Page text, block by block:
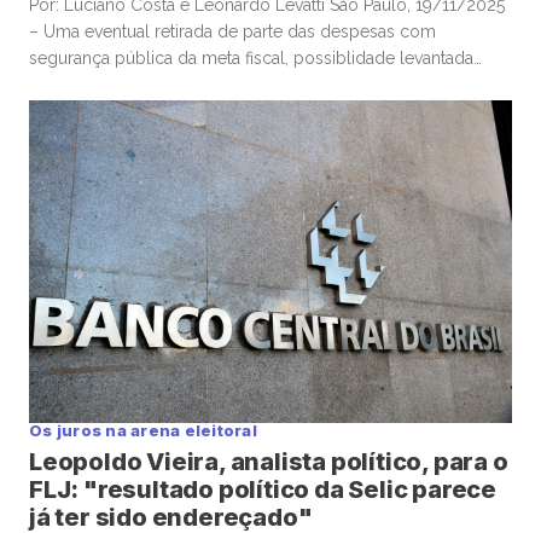
Por: Luciano Costa e Leonardo Levatti São Paulo, 19/11/2025
– Uma eventual retirada de parte das despesas com
segurança pública da meta fiscal, possiblidade levantada
semana, seria “um erro”, e “desastrosa”, alertou o
economista-chefe e sócio da Warren Investimentos, Felipe
Salto, em participação na TC News. Lewandowski ventilou […]
Os juros na arena eleitoral
Leopoldo Vieira, analista político, para o
FLJ: "resultado político da Selic parece
já ter sido endereçado"